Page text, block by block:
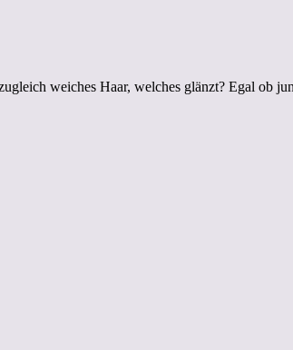
weiches Haar, welches glänzt? Egal ob